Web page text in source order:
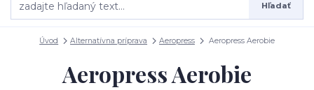
Hľadať
Úvod Alternatívna príprava Aeropress Aeropress Aerobie
Aeropress Aerobie